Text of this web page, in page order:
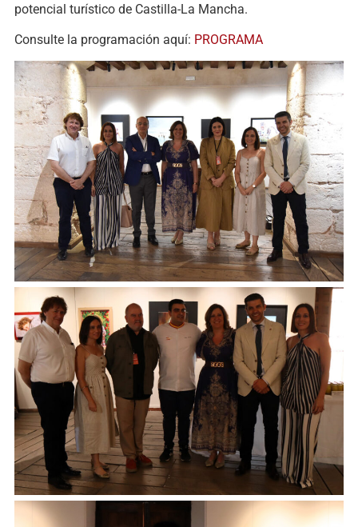
potencial turístico de Castilla-La Mancha.
Consulte la programación aquí: PROGRAMA